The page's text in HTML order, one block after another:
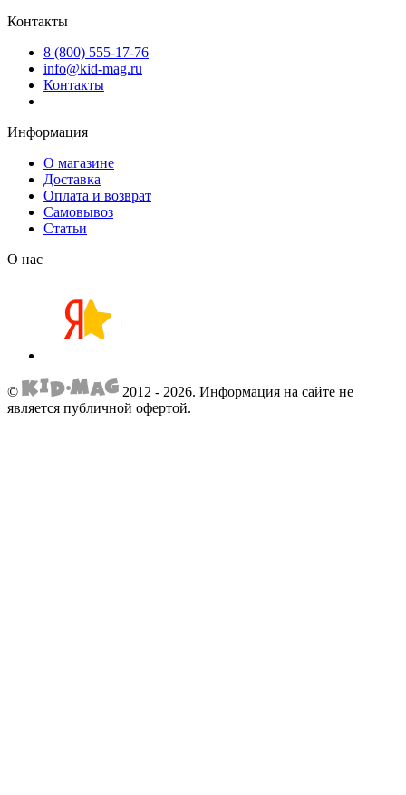
Контакты
8 (800) 555-17-76
info@kid-mag.ru
Контакты
Информация
О магазине
Доставка
Оплата и возврат
Самовывоз
Статьи
О нас
© 2012 - 2026. Информация на сайте не
является публичной офертой.